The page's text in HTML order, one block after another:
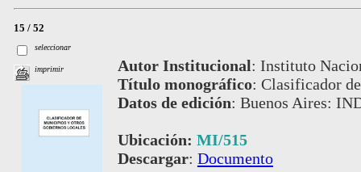
15 / 52
seleccionar
imprimir Autor Institucional: Instituto
Título monográfico: Clasificador
Datos de edición: Buenos Aires:
Ubicación: MI/515
Descargar: Documento